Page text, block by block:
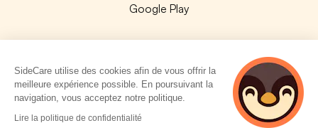
Google Play
© 2026 SideCare. Tous droits réservés.
SideCare utilise des cookies afin de vous offrir la
meilleure expérience possible. En poursuivant la
navigation, vous acceptez notre politique.
Lire la politique de confidentialité
2 personnes